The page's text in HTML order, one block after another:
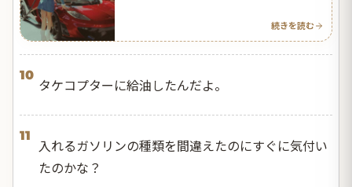
続きを読む
10
タケコプターに給油したんだよ。
11
入れるガソリンの種類を間違えたのにすぐに気付い
たのかな？